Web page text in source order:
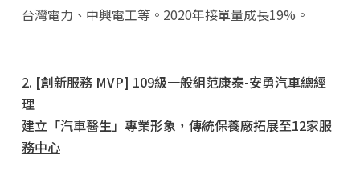
台灣電力、中興電工等。2020年接單量成長19%。
2. [創新服務 MVP] 109級一般組范康泰-安勇汽車總經
理
建立「汽車醫生」專業形象，傳統保養廠拓展至12家服
務中心